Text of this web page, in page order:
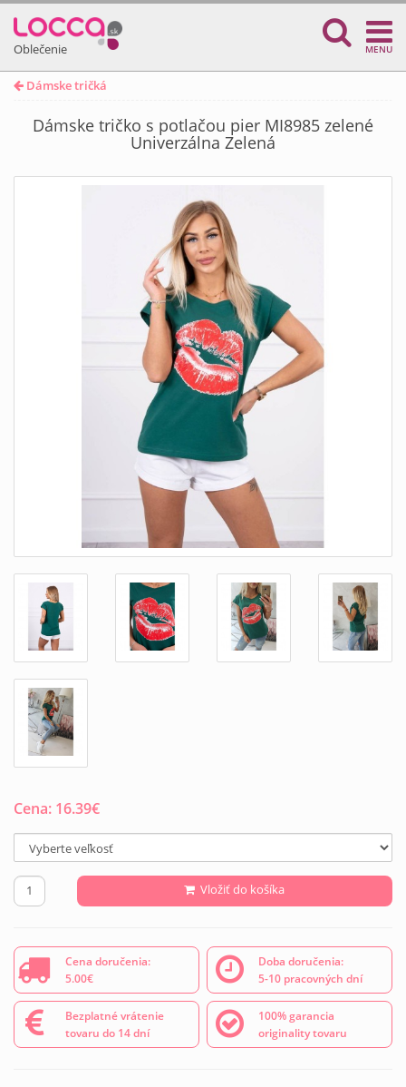
Oblečenie MENU
Dámske tričká
Dámske tričko s potlačou pier MI8985 zelené
Univerzálna Zelená
Cena: 16.39€
Vložiť do košíka
Cena doručenia:
5.00€
Doba doručenia:
5-10 pracovných dní
Bezplatné vrátenie
tovaru do 14 dní
100% garancia
originality tovaru